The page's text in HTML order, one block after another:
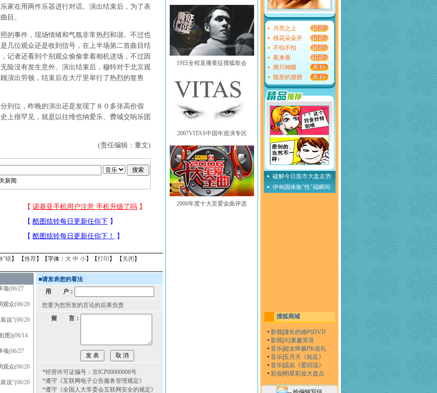
家在用两件乐器进行对话。演出结束后，为了表
目。
事件，现场情绪和气氛非常热烈和谐。不过也
几位观众还是收到信号，在上半场第二首曲目结
记者还看到个别观众偷偷拿着相机进场，不过因
险没有发生意外。演出结束后，穆特对于北京观
演出劳顿，结束后在大厅里举行了热烈的签售
位，昨晚的演出还是发现了８０多张高价假
上很罕见，就是以往维也纳爱乐、费城交响乐团
(责任编辑：董文)
新闻.
”错】 【推荐】【字体： 大 中 小】【打印 】 【 关闭 】
项(06/27
观众(06/20
说"(06/20
(图)(06/14
项(06/27
观众(06/20
说"(06/20
■请发表您的看法
用 户：
您要为您所发的言论的后果负责
留 言：
*经营许可证编号：京ICP00000008号
*遵守《互联网电子公告服务管理规定》
*遵守《全国人大常委会互联网安全的规定》
19日全程直播黄征搜狐歌会
2007VITAS中国年巡演专区
2006年度十大至爱金曲评选
月亮之上
桃花朵朵开
不怕不怕
夜来香
两只蝴蝶
隐形的翅膀
破解今日股市大盘走势
伊甸园体验"性"福瞬间
搜狐商城
• 影视漫长的婚约DVD
• 影视3Q童趣英语
• 音乐 超女终极PK送礼
• 音乐五月天《知足》
• 音乐温岚《爱回温》
• 彩妆明星彩妆大盘点